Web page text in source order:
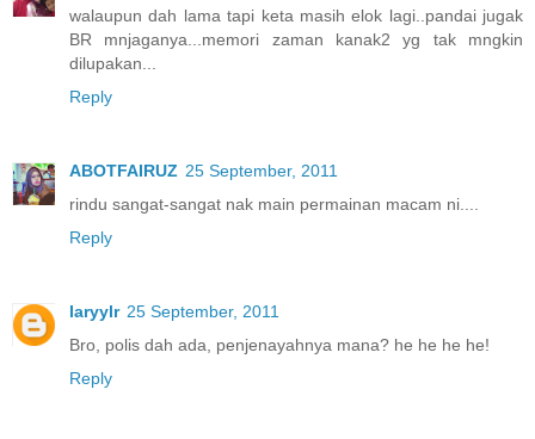
walaupun dah lama tapi keta masih elok lagi..pandai jugak
BR mnjaganya...memori zaman kanak2 yg tak mngkin
dilupakan...
Reply
ABOTFAIRUZ 25 September, 2011
rindu sangat-sangat nak main permainan macam ni....
Reply
Iaryylr 25 September, 2011
Bro, polis dah ada, penjenayahnya mana? he he he he!
Reply